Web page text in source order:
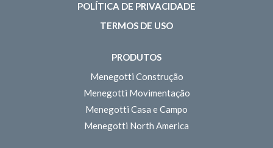
POLÍTICA DE PRIVACIDADE
TERMOS DE USO
PRODUTOS
Menegotti Construção
Menegotti Movimentação
Menegotti Casa e Campo
Menegotti North America